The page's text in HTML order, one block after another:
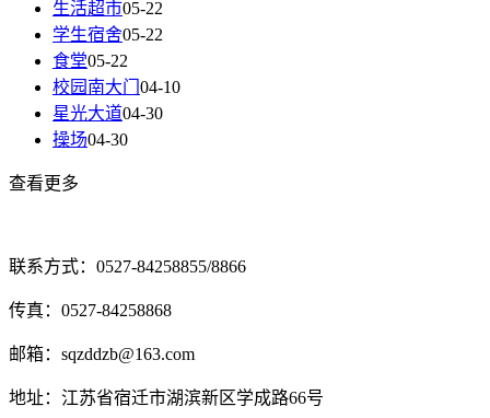
生活超市05-22
学生宿舍05-22
食堂05-22
校园南大门 04-10
星光大道04-30
操场04-30
查看更多
联系方式：0527-84258855/8866
传真：0527-84258868
邮箱：sqzddzb@163.com
地址：江苏省宿迁市湖滨新区学成路66号